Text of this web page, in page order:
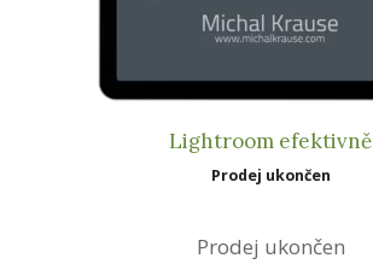
Lightroom efektivně
Prodej ukončen
Prodej ukončen